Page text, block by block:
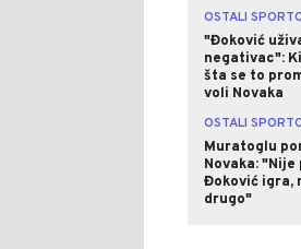
OSTALI
"Đoković
negativac":
šta se to
voli Novaka
OSTALI
Muratoglu
Novaka:
Đoković igra,
drugo"